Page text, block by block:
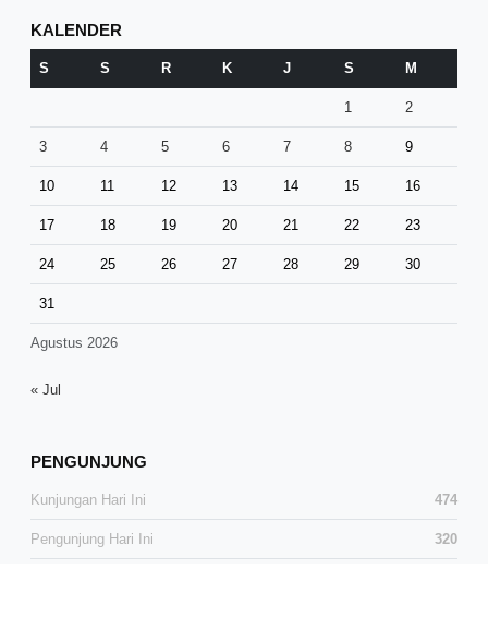
KALENDER
Agustus 2026
S S R K J S M
1 2
3 4 5 6 7 8 9
10 11 12 13 14 15 16
17 18 19 20 21 22 23
24 25 26 27 28 29 30
31
« Jul
PENGUNJUNG
Kunjungan Hari Ini 474
Pengunjung Hari Ini 320